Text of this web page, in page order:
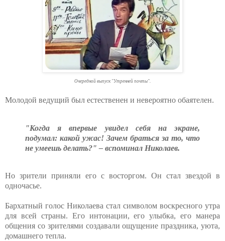
Очередной выпуск "Утренней почты".
Молодой ведущий был естественен и невероятно обаятелен.
"Когда я впервые увидел себя на экране,
подумал: какой ужас! Зачем браться за то, что
не умеешь делать?" – вспоминал Николаев.
Но зрители приняли его с восторгом. Он стал звездой в
одночасье.
Бархатный голос Николаева стал символом воскресного утра
для всей страны. Его интонации, его улыбка, его манера
общения со зрителями создавали ощущение праздника, уюта,
домашнего тепла.